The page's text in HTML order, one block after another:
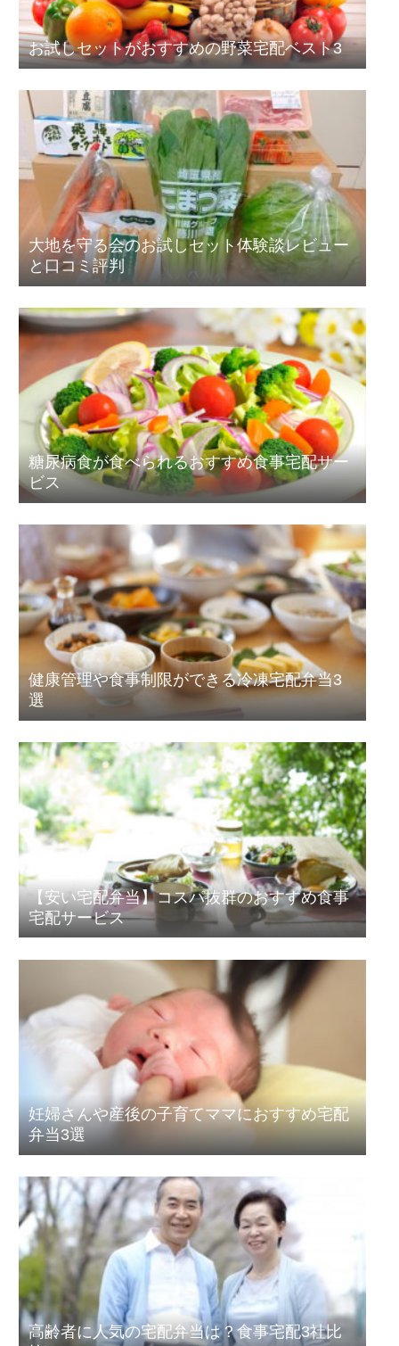
お試しセットがおすすめの野菜宅配ベスト3
大地を守る会のお試しセット体験談レビュー
と口コミ評判
糖尿病食が食べられるおすすめ食事宅配サー
ビス
健康管理や食事制限ができる冷凍宅配弁当3
選
【安い宅配弁当】コスパ抜群のおすすめ食事
宅配サービス
妊婦さんや産後の子育てママにおすすめ宅配
弁当3選
高齢者に人気の宅配弁当は？食事宅配3社比